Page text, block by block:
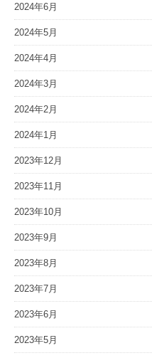
2024年6月
2024年5月
2024年4月
2024年3月
2024年2月
2024年1月
2023年12月
2023年11月
2023年10月
2023年9月
2023年8月
2023年7月
2023年6月
2023年5月